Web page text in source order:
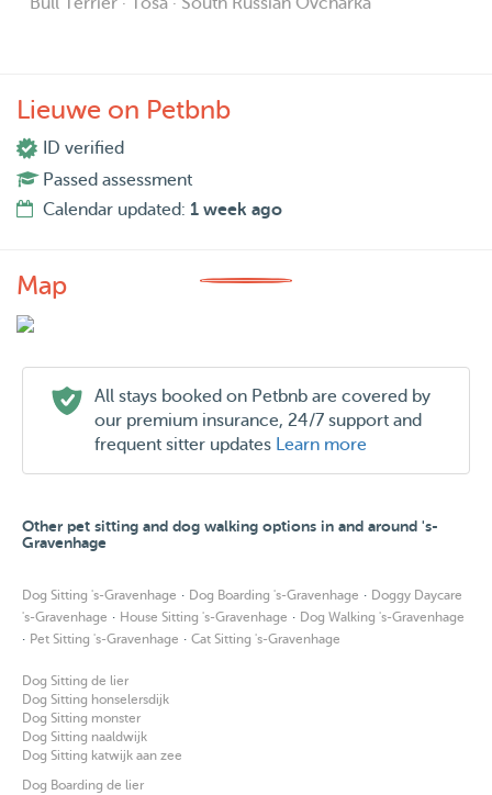
Lieuwe on Petbnb
ID verified
Passed assessment
Calendar updated: 1 week ago
Map
All stays booked on Petbnb are covered by
our premium insurance, 24/7 support and
frequent sitter updates Learn more
Other pet sitting and dog walking options in and around 's-
Gravenhage
Dog Sitting 's-Gravenhage · Dog Boarding 's-Gravenhage · Doggy Daycare
's-Gravenhage · House Sitting 's-Gravenhage · Dog Walking 's-Gravenhage
· Pet Sitting 's-Gravenhage · Cat Sitting 's-Gravenhage
Dog Sitting de lier
Dog Sitting honselersdijk
Dog Sitting monster
Dog Sitting naaldwijk
Dog Sitting katwijk aan zee
Dog Boarding de lier